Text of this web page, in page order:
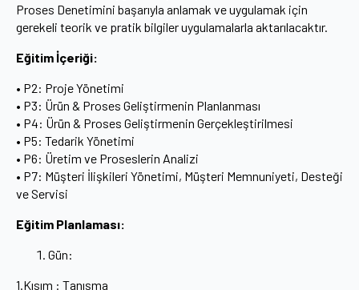
Proses Denetimini başarıyla anlamak ve uygulamak için
gerekeli teorik ve pratik bilgiler uygulamalarla aktarılacaktır.
Eğitim İçeriği:
• P2: Proje Yönetimi
• P3: Ürün & Proses Geliştirmenin Planlanması
• P4: Ürün & Proses Geliştirmenin Gerçekleştirilmesi
• P5: Tedarik Yönetimi
• P6: Üretim ve Proseslerin Analizi
• P7: Müşteri İlişkileri Yönetimi, Müşteri Memnuniyeti, Desteği
ve Servisi
Eğitim Planlaması:
Gün:
1.Kısım : Tanışma